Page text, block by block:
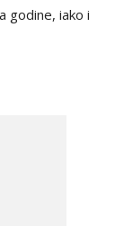
godine, iako i